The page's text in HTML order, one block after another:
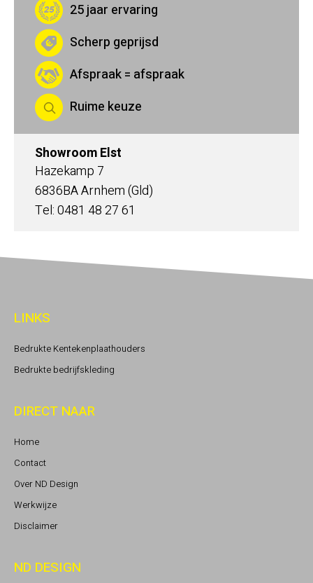
25 jaar ervaring
Scherp geprijsd
Afspraak = afspraak
Ruime keuze
Showroom Elst
Hazekamp 7
6836BA Arnhem (Gld)
Tel: 0481 48 27 61
LINKS
Bedrukte Kentekenplaathouders
Bedrukte bedrijfskleding
DIRECT NAAR
Home
Contact
Over ND Design
Werkwijze
Disclaimer
ND DESIGN